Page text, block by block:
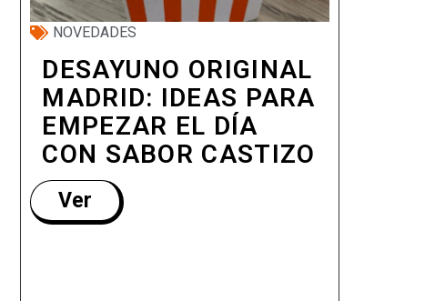
NOVEDADES
DESAYUNO ORIGINAL
MADRID: IDEAS PARA
EMPEZAR EL DÍA
CON SABOR CASTIZO
Ver